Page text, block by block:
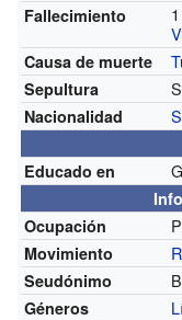
Fallecimiento
Causa de muerte
Sepultura
Nacionalidad
Educado en
Ocupación
Movimiento
Seudónimo
Géneros